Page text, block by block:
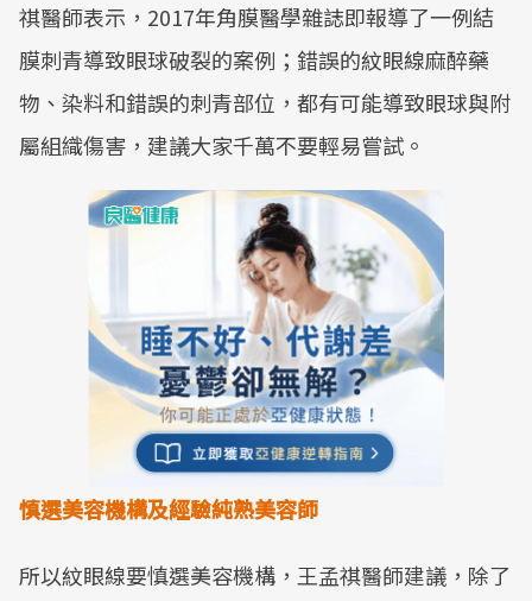
祺醫師表示，2017年角膜醫學雜誌即報導了一例結
膜刺青導致眼球破裂的案例；錯誤的紋眼線麻醉藥
物、染料和錯誤的刺青部位，都有可能導致眼球與附
屬組織傷害，建議大家千萬不要輕易嘗試。
慎選美容機構及經驗純熟美容師
所以紋眼線要慎選美容機構，王孟祺醫師建議，除了